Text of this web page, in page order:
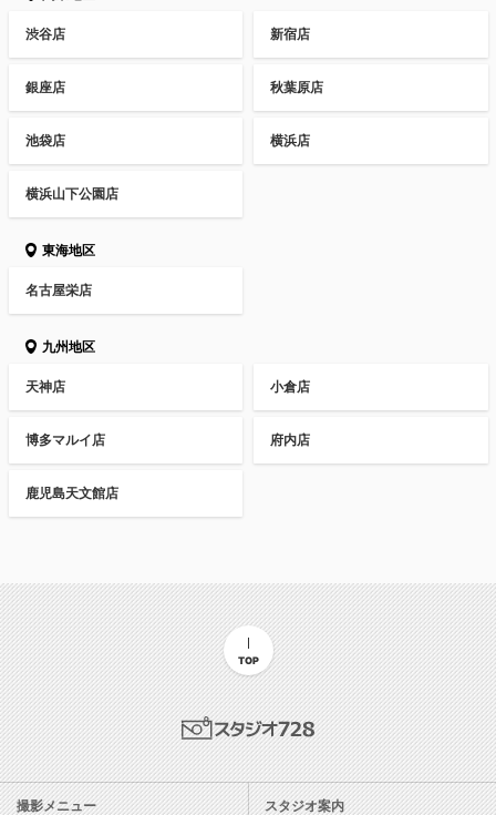
渋谷店 新宿店
銀座店 秋葉原店
池袋店 横浜店
横浜山下公園店
東海地区
名古屋栄店
九州地区
天神店 小倉店
博多マルイ店 府内店
鹿児島天文館店
TOP
スタジオ728
撮影メニュー スタジオ案内